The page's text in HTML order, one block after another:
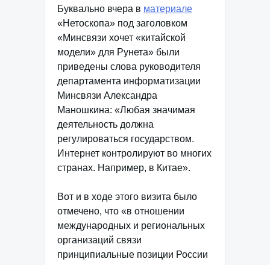
Буквально вчера в материале
«Нетоскопа» под заголовком
«Минсвязи хочет «китайской
модели» для Рунета» были
приведены слова руководителя
департамента информатизации
Минсвязи Александра
Маношкина: «Любая значимая
деятельность должна
регулироваться государством.
Интернет контролируют во многих
странах. Например, в Китае».
Вот и в ходе этого визита было
отмечено, что «в отношении
международных и региональных
организаций связи
принципиальные позиции России